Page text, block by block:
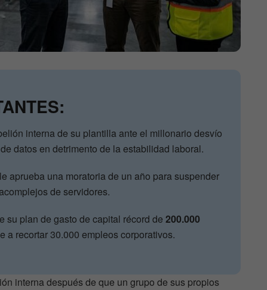
interna de su plantilla ante el millonario desvío
datos en detrimento de la estabilidad laboral.
aprueba una moratoria de un año para suspender
de servidores.
su plan de gasto de capital récord de200.000
a recortar 30.000 empleos corporativos.
interna después de que un grupo de sus propios